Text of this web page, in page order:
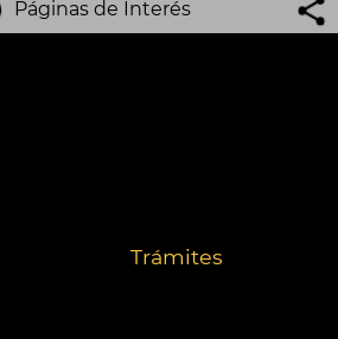
Páginas de Interés
Trámites